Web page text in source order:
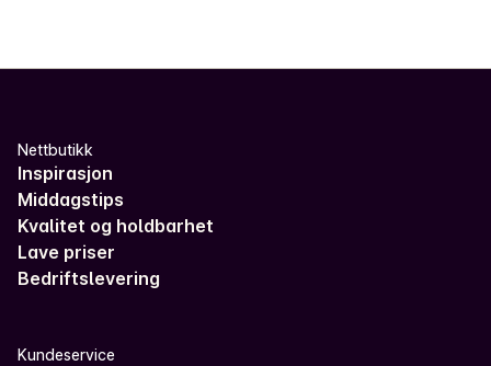
Nettbutikk
Inspirasjon
Middagstips
Kvalitet og holdbarhet
Lave priser
Bedriftslevering
Kundeservice